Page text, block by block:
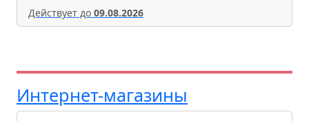
Действует до 09.08.2026
Интернет-магазины